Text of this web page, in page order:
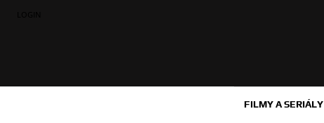
FILMY A SERIÁLY